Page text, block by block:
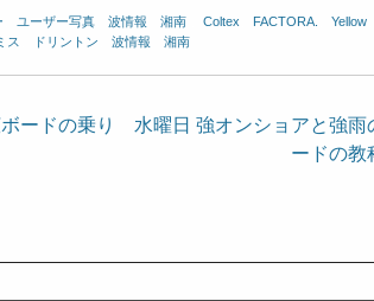
ユーザー写真 波情報 湘南 Coltex FACTORA. Yellow
ス ドリントン 波情報 湘南
ードの乗り
水曜日 強オンショアと強雨
ードの